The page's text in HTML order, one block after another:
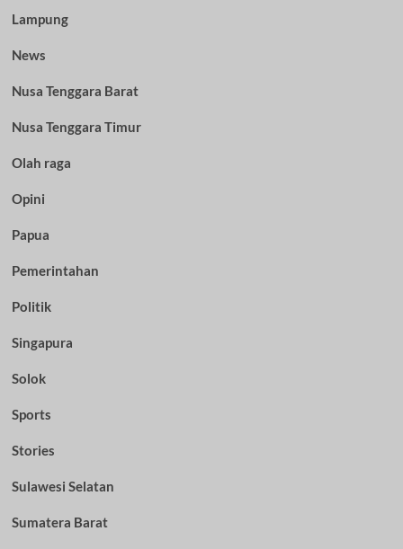
Lampung
News
Nusa Tenggara Barat
Nusa Tenggara Timur
Olah raga
Opini
Papua
Pemerintahan
Politik
Singapura
Solok
Sports
Stories
Sulawesi Selatan
Sumatera Barat